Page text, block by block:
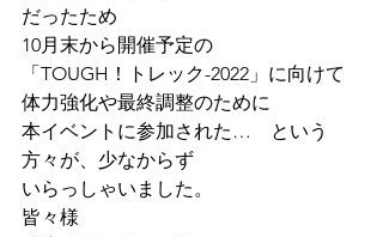
だったため
10月末から開催予定の
「TOUGH！トレック-2022」に向けて
体力強化や最終調整のために
本イベントに参加された…　という
方々が、少なからず
いらっしゃいました。
皆々様